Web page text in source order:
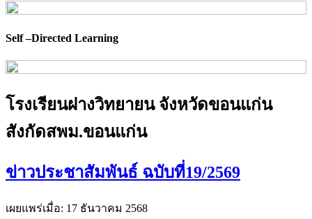
Self –Directed Learning
โรงเรียนฝางวิทยายน จังหวัดขอนแก่น
สังกัดสพม.ขอนแก่น
ข่าวประชาสัมพันธ์ ฉบับที่19/2569
เผยแพร่เมื่อ: 17 ธันวาคม 2568